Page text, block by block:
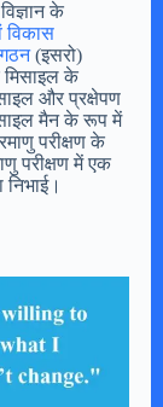
के
विकास
(इसरो)
मिसाइल के
और प्रक्षेपण
मैन के रूप में
परीक्षण के
परीक्षण में एक